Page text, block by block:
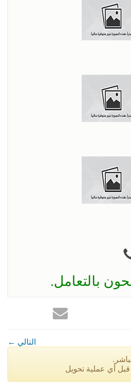
← التالي
قبل أي عملية تحويل